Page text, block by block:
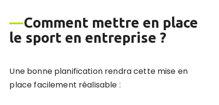
—Comment mettre en place
le sport en entreprise ?
Une bonne planification rendra cette mise en
place facilement réalisable :